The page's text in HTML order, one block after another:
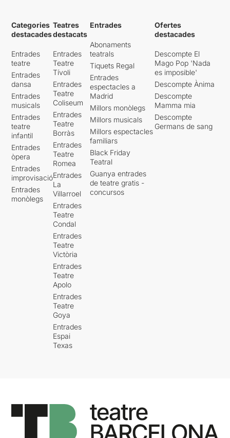
Categories
destacades
Entrades
teatre
Entrades
dansa
Entrades
musicals
Entrades
teatre
infantil
Entrades
òpera
Entrades
improvisació
Entrades
monòlegs
Teatres
destacats
Entrades
Teatre
Tívoli
Entrades
Teatre
Coliseum
Entrades
Teatre
Borràs
Entrades
Teatre
Romea
Entrades
La
Villarroel
Entrades
Teatre
Condal
Entrades
Teatre
Victòria
Entrades
Teatre
Apolo
Entrades
Teatre
Goya
Entrades
Espai
Texas
Entrades
Abonaments
teatrals
Tiquets Regal
Entrades
espectacles a
Madrid
Millors monòlegs
Millors musicals
Millors espectacles
familiars
Black Friday
Teatral
Guanya entrades
de teatre gratis -
concursos
Ofertes
destacades
Descompte El
Mago Pop 'Nada
es imposible'
Descompte Ànima
Descompte
Mamma mia
Descompte
Germans de sang